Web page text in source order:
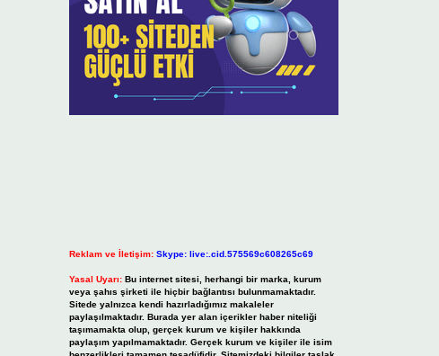
Reklam ve İletişim: Skype: live:.cid.575569c608265c69
Yasal Uyarı: Bu internet sitesi, herhangi bir marka, kurum
veya şahıs şirketi ile hiçbir bağlantısı bulunmamaktadır.
Sitede yalnızca kendi hazırladığımız makaleler
paylaşılmaktadır. Burada yer alan içerikler haber niteliği
taşımamakta olup, gerçek kurum ve kişiler hakkında
paylaşım yapılmamaktadır. Gerçek kurum ve kişiler ile isim